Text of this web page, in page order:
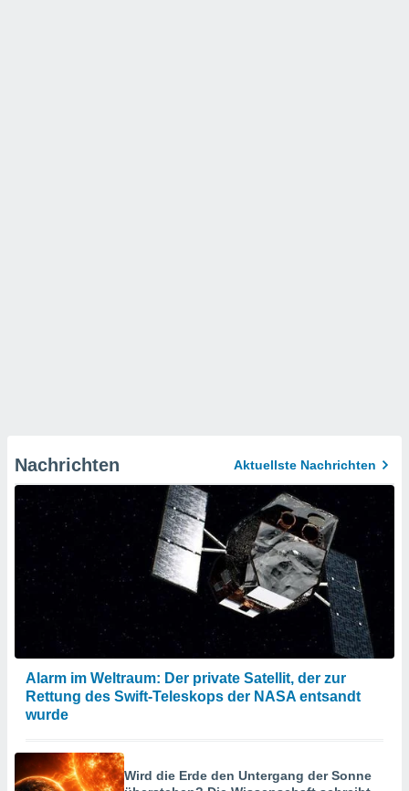
Nachrichten Aktuellste Nachrichten
Alarm im Weltraum: Der private Satellit, der zur
Rettung des Swift-Teleskops der NASA entsandt
wurde
Wird die Erde den Untergang der Sonne